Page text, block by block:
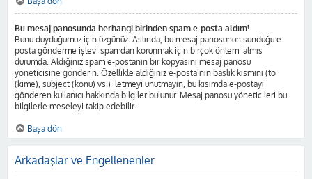
Bu mesaj panosunda herhangi birinden spam e-posta aldım!
Bunu duyduğumuz için üzgünüz. Aslında, bu mesaj panosunun sunduğu e-
posta gönderme işlevi spamdan korunmak için birçok önlemi almış
durumda. Aldığınız spam e-postanın bir kopyasını mesaj panosu
yöneticisine gönderin. Özellikle aldığınız e-posta’nın başlık kısmını (to
(kime), subject (konu) vs.) iletmeyi unutmayın, bu kısımda e-postayı
gönderen kullanıcı hakkında bilgiler bulunur. Mesaj panosu yöneticileri bu
bilgilerle meseleyi takip edebilir.
Başa dön
Arkadaşlar ve Engellenenler